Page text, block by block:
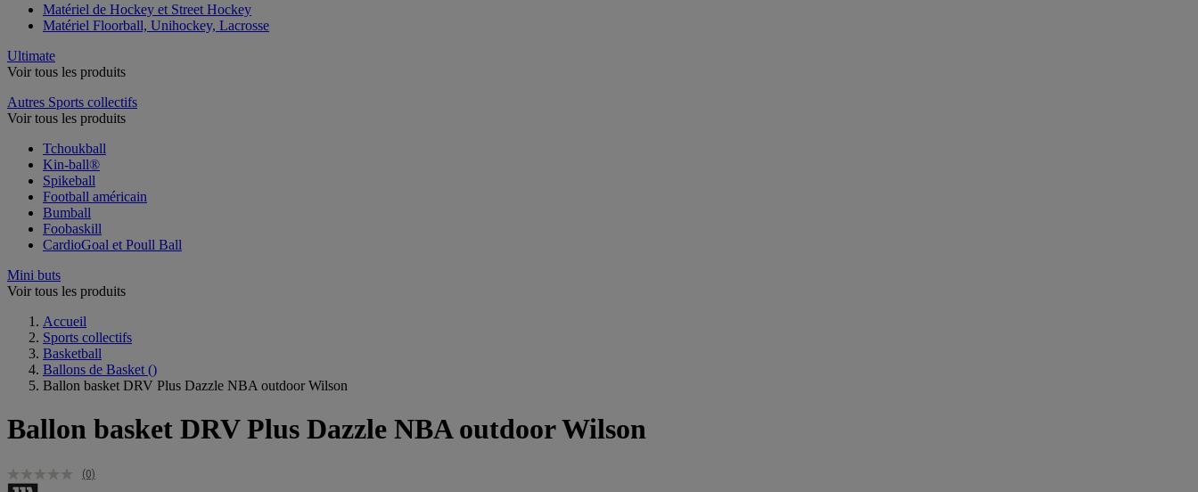
Matériel de Hockey et Street Hockey
Matériel Floorball, Unihockey, Lacrosse
Ultimate
Voir tous les produits
Autres Sports collectifs
Voir tous les produits
Tchoukball
Kin-ball®
Spikeball
Football américain
Bumball
Foobaskill
CardioGoal et Poull Ball
Mini buts
Voir tous les produits
Accueil
Sports collectifs
Basketball
Ballons de Basket ()
Ballon basket DRV Plus Dazzle NBA outdoor Wilson
Ballon basket DRV Plus Dazzle NBA outdoor Wilson
(0)